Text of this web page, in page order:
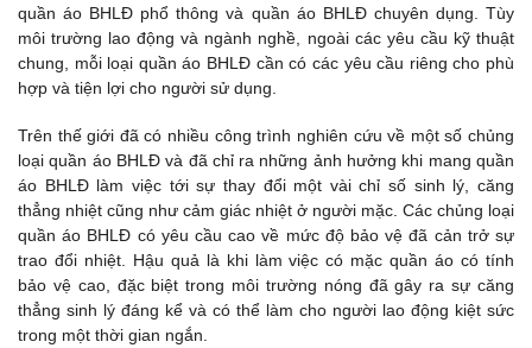
quần áo BHLĐ phổ thông và quần áo BHLĐ chuyên dụng. Tùy
môi trường lao động và ngành nghề, ngoài các yêu cầu kỹ thuật
chung, mỗi loại quần áo BHLĐ cần có các yêu cầu riêng cho phù
hợp và tiện lợi cho người sử dụng.
Trên thế giới đã có nhiều công trình nghiên cứu về một số chủng
loại quần áo BHLĐ và đã chỉ ra những ảnh hưởng khi mang quần
áo BHLĐ làm việc tới sự thay đổi một vài chỉ số sinh lý, căng
thẳng nhiệt cũng như cảm giác nhiệt ở người mặc. Các chủng loại
quần áo BHLĐ có yêu cầu cao về mức độ bảo vệ đã cản trở sự
trao đổi nhiệt. Hậu quả là khi làm việc có mặc quần áo có tính
bảo vệ cao, đặc biệt trong môi trường nóng đã gây ra sự căng
thẳng sinh lý đáng kể và có thể làm cho người lao động kiệt sức
trong một thời gian ngắn.